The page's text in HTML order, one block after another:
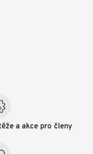
a akce pro členy